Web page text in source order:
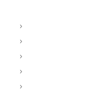
5
5
5
5
5